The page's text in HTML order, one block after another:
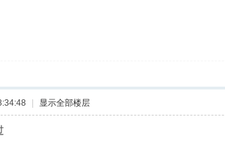
显示全部楼层